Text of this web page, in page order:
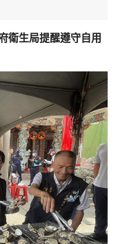
衛生局提醒遵守自用